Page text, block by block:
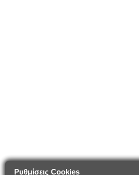
Ρυθμίσεις Cookies